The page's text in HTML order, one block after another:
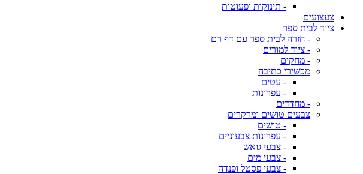
- תינוקות ופעוטות
צעצועים
ציוד לבית ספר
- חזרה לבית ספר עם דף רם
- ציוד למורים
- מחקים
מכשירי כתיבה
- עטים
- עפרונות
- מחדדים
צבעים טושים ומרקרים
- טושים
- עפרונות צבעוניים
- צבעי גואש
- צבעי מים
- צבעי פסטל ופנדה